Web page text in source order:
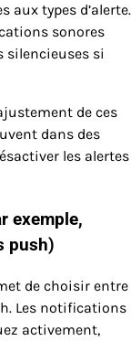
aux types d’alerte.
sonores
silencieuses si
de ces
dans des
les alertes
exemple,
push)
de choisir entre
Les notifications
activement,